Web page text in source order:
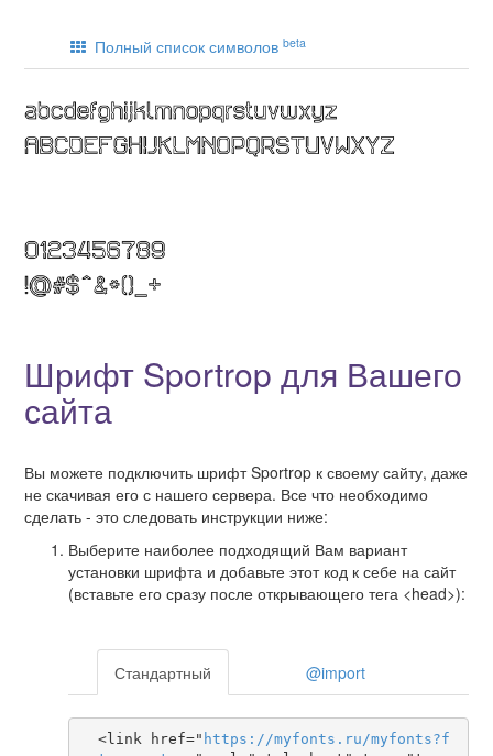
Полный список символов beta
Шрифт Sportrop для Вашего
сайта
Вы можете подключить шрифт Sportrop к своему сайту, даже
не скачивая его с нашего сервера. Все что необходимо
сделать - это следовать инструкции ниже:
Выберите наиболее подходящий Вам вариант
установки шрифта и добавьте этот код к себе на сайт
(вставьте его сразу после открывающего тега <head>):
Стандартный @import
  <link href="
https ://myfonts . ru /myfonts?f